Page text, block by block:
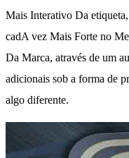
Mais Interativo Da
cadA vez Mais Forte no
Da Marca, através de um
adicionais sob a forma de
algo diferente.